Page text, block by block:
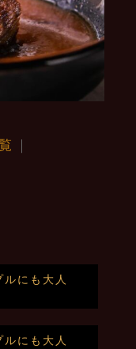
｜
にも大人
にも大人